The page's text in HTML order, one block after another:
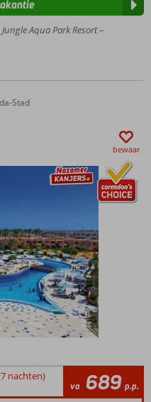
Aqua Park Resort –
Stad
bewaar
nachten)
va 689 p.p.